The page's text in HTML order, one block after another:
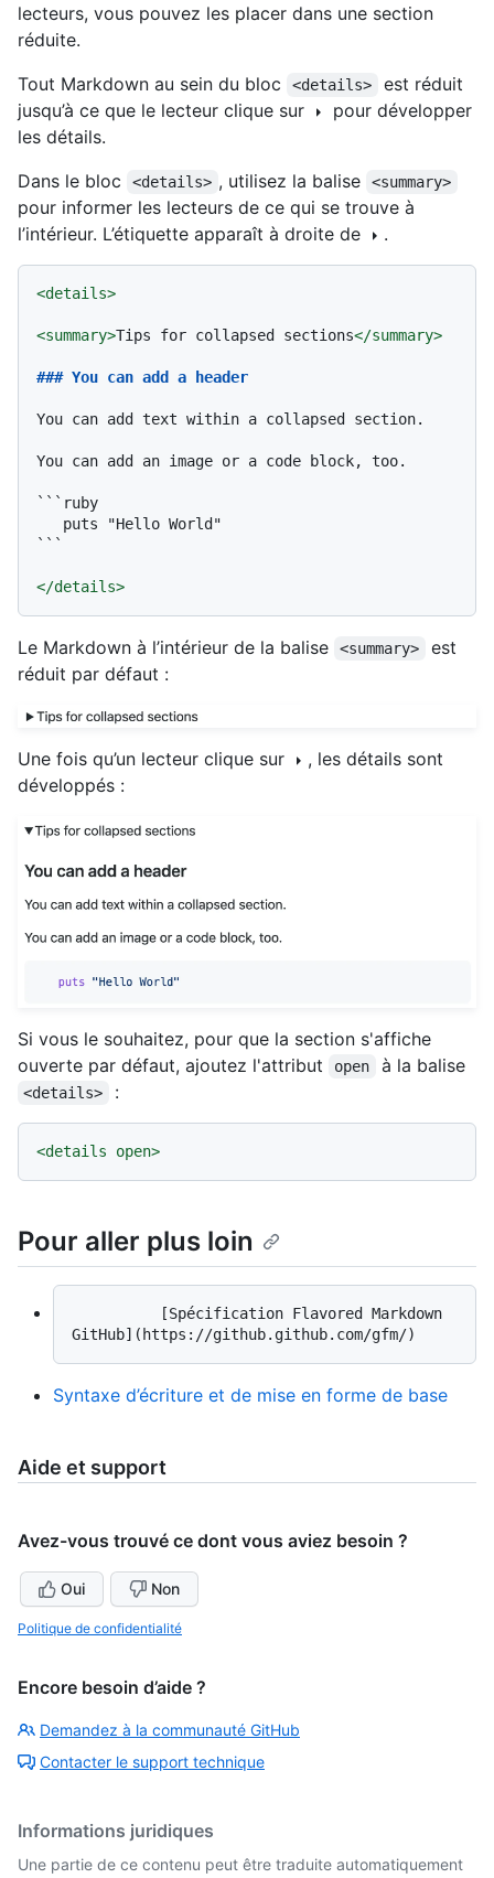
lecteurs, vous pouvez les placer dans une section
réduite.
Tout Markdown au sein du bloc
<details>
est réduit
jusqu’à ce que le lecteur clique sur
pour développer
les détails.
Dans le bloc
<details> , utilisez la balise <summary>
pour informer les lecteurs de ce qui se trouve à
l’intérieur. L’étiquette apparaît à droite de
.
<details>
<summary>Tips for collapsed sections</summary>
### You can add a header
You can add text within a collapsed section.
You can add an image or a code block, too.
```ruby
```
</details>
Le Markdown à l’intérieur de la balise <summary>
est
réduit par défaut :
Une fois qu’un lecteur clique sur
, les détails sont
développés :
Si vous le souhaitez, pour que la section s'affiche
ouverte par défaut, ajoutez l'attribut
open à la balise
<details> :
<details open>
Pour aller plus loin
Syntaxe d’écriture et de mise en forme de base
Aide et support
Avez-vous trouvé ce dont vous aviez besoin ?
Oui Non
Politique de confidentialité
Encore besoin d’aide ?
Demandez à la communauté GitHub
Contacter le support technique
Informations juridiques
Une partie de ce contenu peut être traduite automatiquement